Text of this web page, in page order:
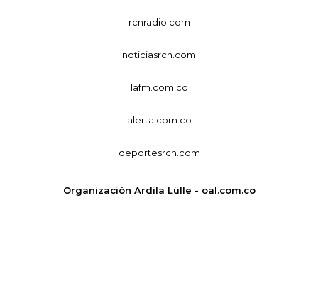
rcnradio.com
noticiasrcn.com
lafm.com.co
alerta.com.co
deportesrcn.com
Organización Ardila Lülle - oal.com.co